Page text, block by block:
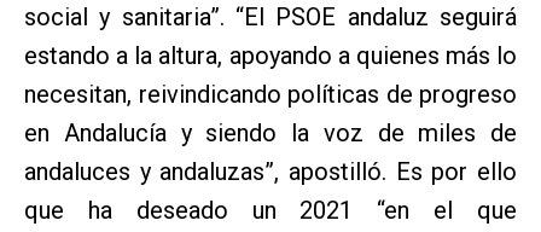
social y sanitaria”. “El PSOE andaluz seguirá
estando a la altura, apoyando a quienes más lo
necesitan, reivindicando políticas de progreso
en Andalucía y siendo la voz de miles de
andaluces y andaluzas”, apostilló. Es por ello
que ha deseado un 2021 “en el que